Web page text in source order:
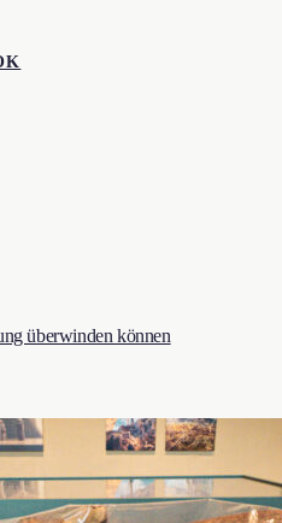
überwinden können